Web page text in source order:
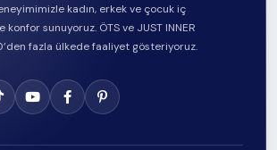
kadın, erkek ve çocuk iç
sunuyoruz. ÖTS ve JUST INNER
fazla ülkede faaliyet gösteriyoruz.